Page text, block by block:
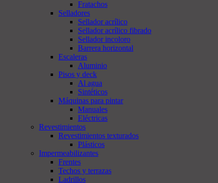
Fratachos
Selladores
Sellador acrílico
Sellador acrílico fibrado
Sellador incoloro
Barrera horizontal
Escaleras
Aluminio
Pisos y deck
Al agua
Sintéticos
Máquinas para pintar
Manuales
Eléctricas
Revestimientos
Revestimientos texturados
Plásticos
Impermeabilizantes
Frentes
Techos y terrazas
Ladrillos